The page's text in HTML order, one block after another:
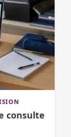
consulte